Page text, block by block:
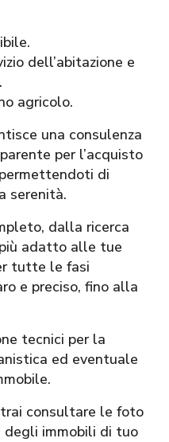
dell’abitazione e
agricolo.
una consulenza
per l’acquisto
di
serenità.
dalla ricerca
adatto alle tue
tutte le fasi
e preciso, fino alla
tecnici per la
ed eventuale
consultare le foto
immobili di tuo